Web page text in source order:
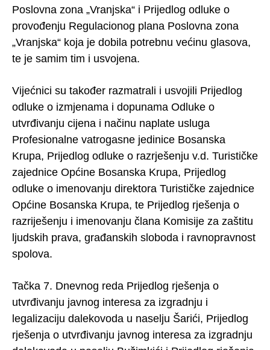
Poslovna zona „Vranjska“ i Prijedlog odluke o
provođenju Regulacionog plana Poslovna zona
„Vranjska“ koja je dobila potrebnu većinu glasova,
te je samim tim i usvojena.
Vijećnici su također razmatrali i usvojili Prijedlog
odluke o izmjenama i dopunama Odluke o
utvrđivanju cijena i načinu naplate usluga
Profesionalne vatrogasne jedinice Bosanska
Krupa, Prijedlog odluke o razrješenju v.d. Turističke
zajednice Općine Bosanska Krupa, Prijedlog
odluke o imenovanju direktora Turističke zajednice
Općine Bosanska Krupa, te Prijedlog rješenja o
razriješenju i imenovanju člana Komisije za zaštitu
ljudskih prava, građanskih sloboda i ravnopravnost
spolova.
Tačka 7. Dnevnog reda Prijedlog rješenja o
utvrđivanju javnog interesa za izgradnju i
legalizaciju dalekovoda u naselju Šarići, Prijedlog
rješenja o utvrđivanju javnog interesa za izgradnju